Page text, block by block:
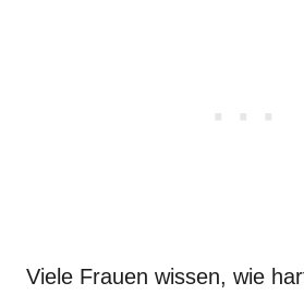
Viele Frauen wissen, wie